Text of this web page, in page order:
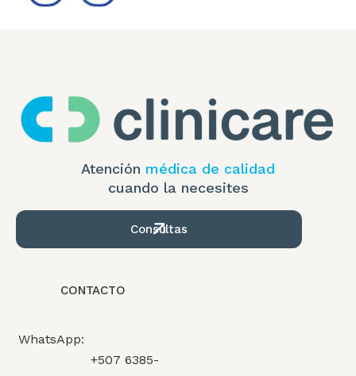
Atención médica de calidad
cuando la necesites
Consultas
CONTACTO
WhatsApp:
+507 6385-